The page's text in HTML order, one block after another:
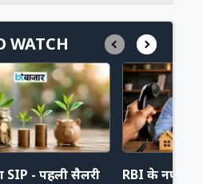
WATCH
SIP - पहली सैलरी
RBI के नए